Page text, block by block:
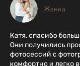
Жанна
Катя, спасибо
Они получились
фотосессий с
комфортно и легко